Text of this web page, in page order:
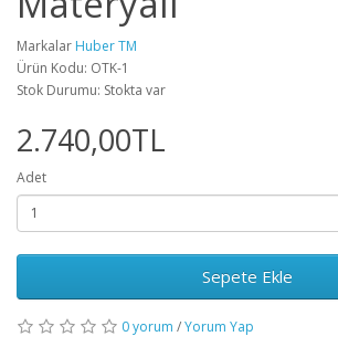
Markalar Huber TM
Ürün Kodu: OTK-1
Stok Durumu: Stokta var
2.740,00TL
Adet
Sepete Ekle
0 yorum /Yorum Yap